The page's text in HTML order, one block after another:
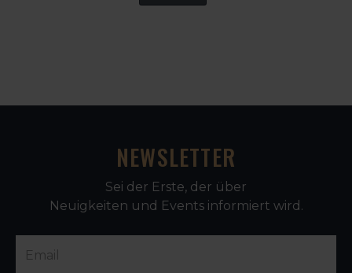
NEWSLETTER
Sei der Erste, der über
Neuigkeiten und Events informiert wird.